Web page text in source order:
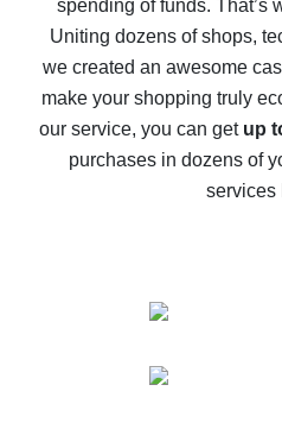
10% cash back on
The best cash back on
The best cash back
compare
spending of funds. That’s
Uniting dozens of shops,
we created an awesome
make your shopping truly
our service, you can get up
purchases in dozens of
services